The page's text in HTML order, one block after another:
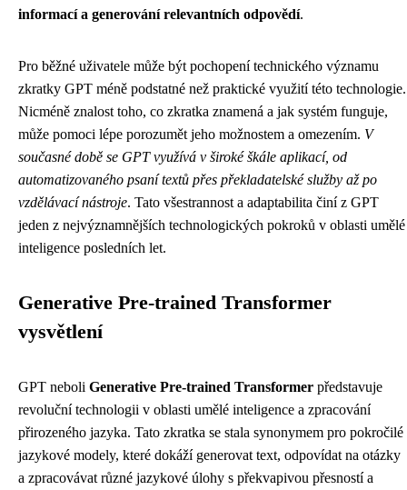
informací a generování relevantních odpovědí.
Pro běžné uživatele může být pochopení technického významu
zkratky GPT méně podstatné než praktické využití této technologie.
Nicméně znalost toho, co zkratka znamená a jak systém funguje,
může pomoci lépe porozumět jeho možnostem a omezením. V
současné době se GPT využívá v široké škále aplikací, od
automatizovaného psaní textů přes překladatelské služby až po
vzdělávací nástroje. Tato všestrannost a adaptabilita činí z GPT
jeden z nejvýznamnějších technologických pokroků v oblasti umělé
inteligence posledních let.
Generative Pre-trained Transformer
vysvětlení
GPT neboli Generative Pre-trained Transformer představuje
revoluční technologii v oblasti umělé inteligence a zpracování
přirozeného jazyka. Tato zkratka se stala synonymem pro pokročilé
jazykové modely, které dokáží generovat text, odpovídat na otázky
a zpracovávat různé jazykové úlohy s překvapivou přesností a